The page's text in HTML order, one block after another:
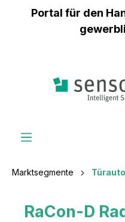
springen
Portal für den
Marktsegmente
RaCon-D